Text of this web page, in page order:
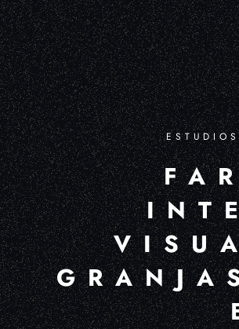
ESTUDIOS